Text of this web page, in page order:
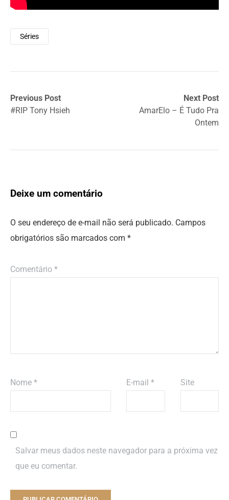
Séries
Previous Post
#RIP Tony Hsieh
Next Post
AmarElo – É Tudo Pra
Ontem
Deixe um comentário
O seu endereço de e-mail não será publicado. Campos
obrigatórios são marcados com *
Comentário *
Nome * E-mail * Site
Salvar meus dados neste navegador para a próxima vez
que eu comentar.